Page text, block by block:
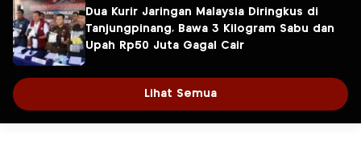
Dua Kurir Jaringan Malaysia Diringkus di
Tanjungpinang, Bawa 3 Kilogram Sabu dan
Upah Rp50 Juta Gagal Cair
Lihat Semua